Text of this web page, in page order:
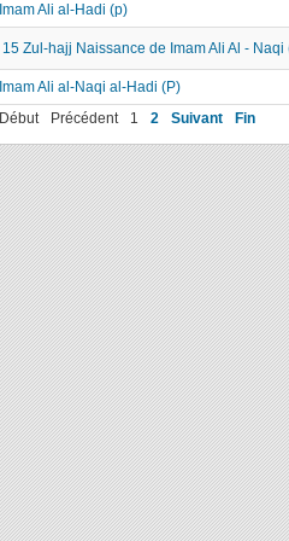
Imam Ali al-Hadi (p)
15 Zul-hajj Naissance de Imam Ali Al - Naqi
Imam Ali al-Naqi al-Hadi (P)
Début Précédent 1 2 Suivant Fin